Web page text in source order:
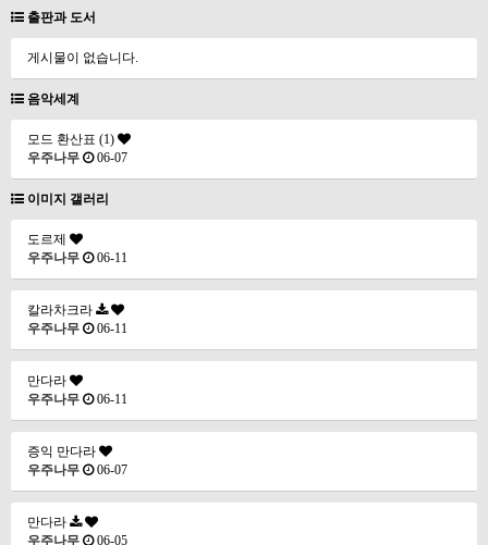
출판과 도서
게시물이 없습니다.
음악세계
모드 환산표 (1)
우주나무
06-07
이미지 갤러리
도르제
우주나무
06-11
칼라차크라
우주나무
06-11
만다라
우주나무
06-11
증익 만다라
우주나무
06-07
만다라
우주나무
06-05